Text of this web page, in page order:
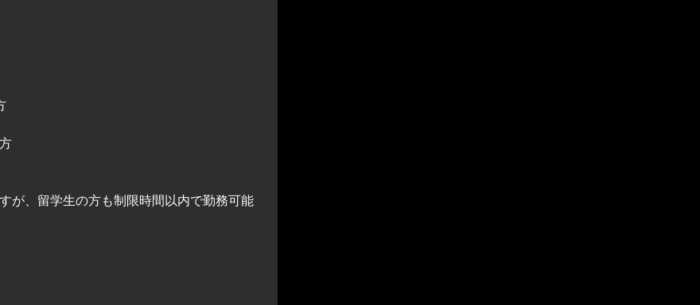
が、留学生の方も制限時間以内で勤務可能